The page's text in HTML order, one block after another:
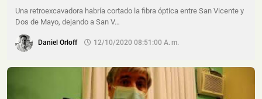
Una retroexcavadora habría cortado la fibra óptica entre San Vicente y
Dos de Mayo, dejando a San V…
Daniel Orloff 12/10/2020 08:51:00 A. M.